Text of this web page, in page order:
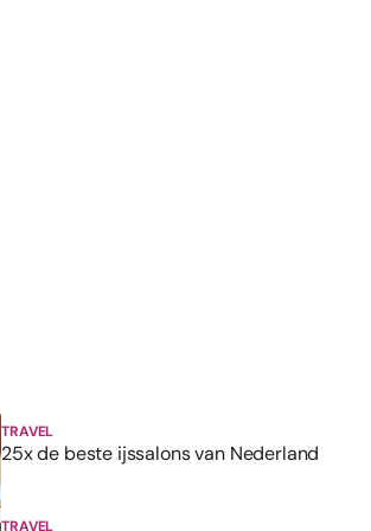
TRAVEL
25x de beste ijssalons van Nederland
TRAVEL